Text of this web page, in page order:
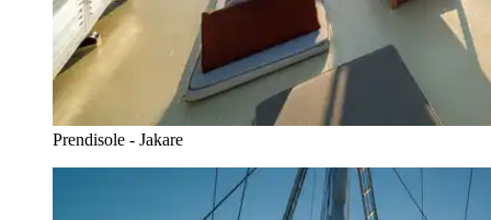
Prendisole - Jakare